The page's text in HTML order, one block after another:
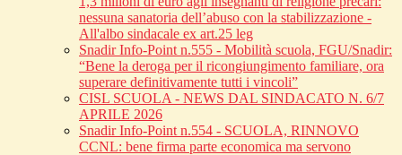
nessuna sanatoria dell’abuso con la stabilizzazione -
All'albo sindacale ex art.25 leg
Snadir Info-Point n.555 - Mobilità scuola, FGU/Snadir:
“Bene la deroga per il ricongiungimento familiare, ora
superare definitivamente tutti i vincoli”
CISL SCUOLA - NEWS DAL SINDACATO N. 6/7
APRILE 2026
Snadir Info-Point n.554 - SCUOLA, RINNOVO
CCNL: bene firma parte economica ma servono